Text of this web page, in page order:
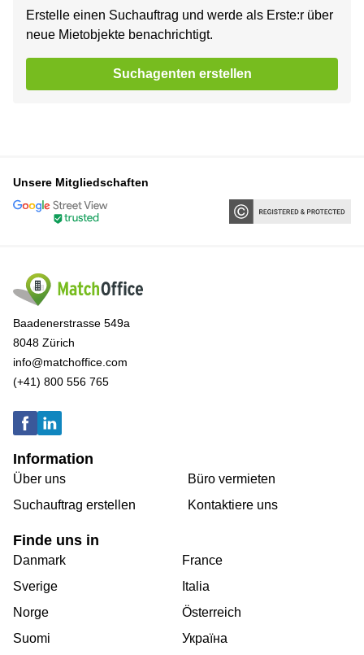
Erstelle einen Suchauftrag und werde als Erste:r über
neue Mietobjekte benachrichtigt.
Suchagenten erstellen
Unsere Mitgliedschaften
Baadenerstrasse 549a
8048 Zürich
info@matchoffice.com
(+41) 800 556 765
Information
Über uns
Suchauftrag erstellen
Büro vermieten
Kontaktiere uns
Finde uns in
Danmark
Sverige
Norge
Suomi
France
Italia
Österreich
Україна